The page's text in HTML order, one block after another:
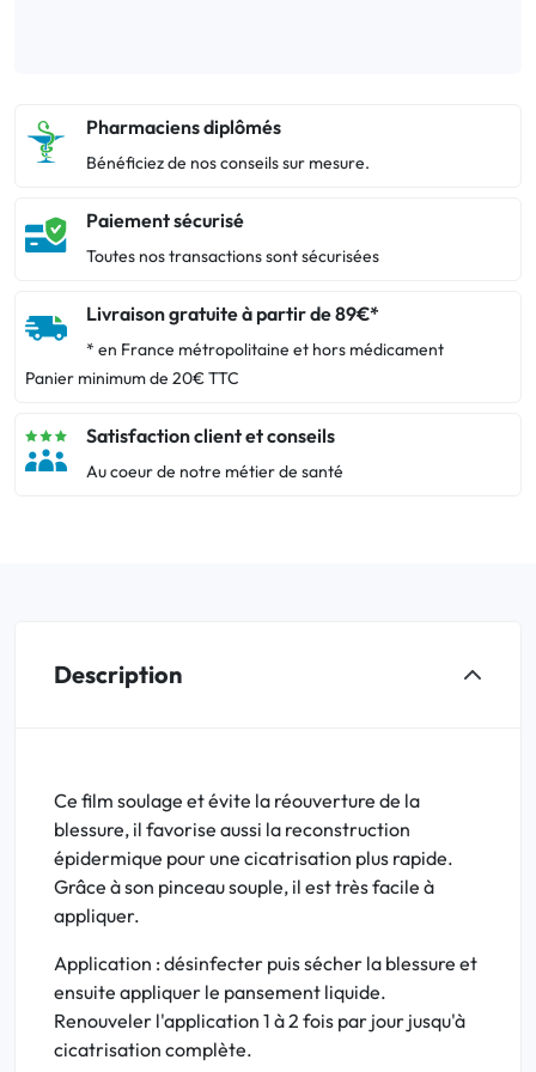
Pharmaciens diplômés
Bénéficiez de nos conseils sur mesure.
Paiement sécurisé
Toutes nos transactions sont sécurisées
Livraison gratuite à partir de 89€*
* en France métropolitaine et hors médicament
Panier minimum de 20€ TTC
Satisfaction client et conseils
Au coeur de notre métier de santé
Description
Ce film soulage et évite la réouverture de la
blessure, il favorise aussi la reconstruction
épidermique pour une cicatrisation plus rapide.
Grâce à son pinceau souple, il est très facile à
appliquer.
Application : désinfecter puis sécher la blessure et
ensuite appliquer le pansement liquide.
Renouveler l'application 1 à 2 fois par jour jusqu'à
cicatrisation complète.